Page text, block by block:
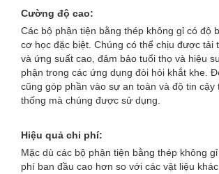
Cường độ cao:
Các bộ phận tiện bằng thép không gỉ có độ
cơ học đặc biệt. Chúng có thể chịu được tải
và ứng suất cao, đảm bảo tuổi thọ và hiệu
phận trong các ứng dụng đòi hỏi khắt khe.
cũng góp phần vào sự an toàn và độ tin cậy
thống mà chúng được sử dụng.
Hiệu quả chi phí:
Mặc dù các bộ phận tiện bằng thép không
phí ban đầu cao hơn so với các vật liệu